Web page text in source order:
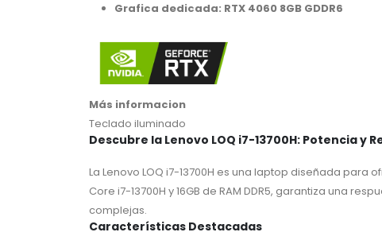
Grafica dedicada: RTX 4060 8GB GDDR6
Más informacion
Teclado iluminado
Descubre la Lenovo LOQ i7-13700H: Potencia y
La Lenovo LOQ i7-13700H es una laptop diseñada
Core i7-13700H y 16GB de RAM DDR5, garantiza una
complejas.
Características Destacadas